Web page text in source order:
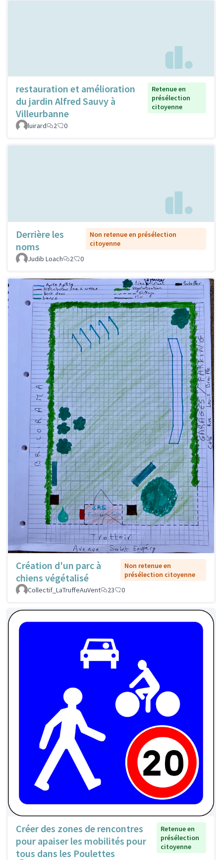
restauration et amélioration
du jardin Alfred Sauvy à
Villeurbanne
Retenue en
présélection
citoyenne
luirard 2 0
Derrière les
noms
Non retenue en présélection
citoyenne
Judib Loach
2 0
Création d'un parc à
chiens végétalisé
Non retenue en
présélection citoyenne
Collectif_LaTruffeAuVent
23 0
Créer des zones de rencontres
pour apaiser les mobilités pour
tous dans les Poulettes
Retenue en
présélection
citoyenne